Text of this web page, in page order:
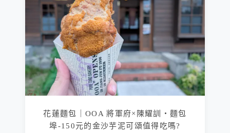
花蓮麵包｜OOA 將軍府×陳耀訓・麵包
埠-150元的金沙芋泥可頌值得吃嗎?